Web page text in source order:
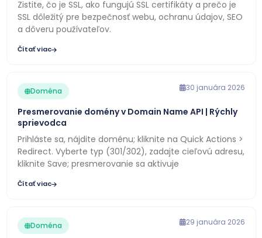
Zistite, čo je SSL, ako fungujú SSL certifikáty a prečo je
SSL dôležitý pre bezpečnosť webu, ochranu údajov, SEO
a dôveru používateľov.
Čítať viac
Doména 30 januára 2026
Presmerovanie domény v Domain Name API | Rýchly
sprievodca
Prihláste sa, nájdite doménu; kliknite na Quick Actions >
Redirect. Vyberte typ (301/302), zadajte cieľovú adresu,
kliknite Save; presmerovanie sa aktivuje
Čítať viac
Doména 29 januára 2026